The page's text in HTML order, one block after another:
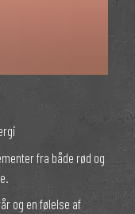
fra både rød og
og en følelse af